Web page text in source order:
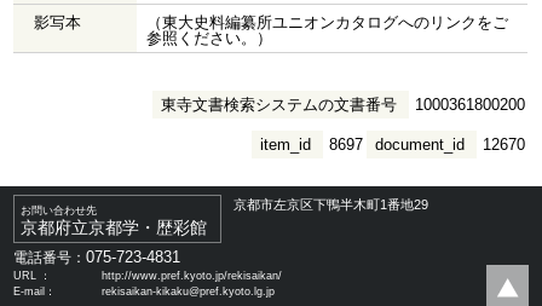
影写本
（東大史料編纂所ユニオンカタログへのリンクをご
参照ください。）
東寺文書検索システムの文書番号 1000361800200
document_id 12670
item_id 8697
お問い合わせ先
京都府立京都学・歴彩館
京都市左京区下鴨半木町1番地29
電話番号：075-723-4831
URL ：
http://www.pref.kyoto.jp/rekisaikan/
E-mail：
rekisaikan-kikaku@pref.kyoto.lg.jp